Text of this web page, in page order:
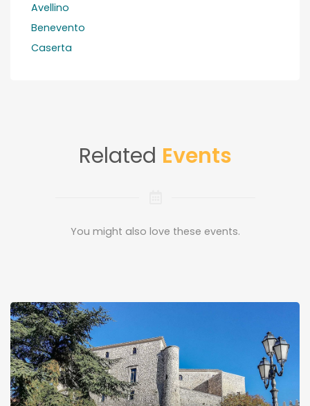
Avellino
Benevento
Caserta
Related Events
You might also love these events.